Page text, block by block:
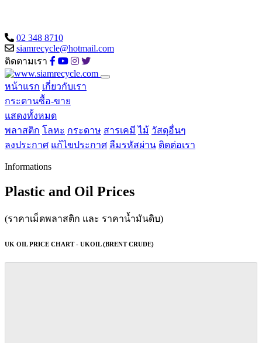
02 348 8710
siamrecycle@hotmail.com
ติดตามเรา
หน้าแรก เกี่ยวกับเรา
กระดานซื้อ-ขาย
แสดงทั้งหมด
พลาสติก โลหะ กระดาษ สารเคมี ไม้ วัสดุอื่นๆ
ลงประกาศ แก้ไขประกาศ ลืมรหัสผ่าน ติดต่อเรา
Informations
Plastic and Oil Prices
(ราคาเม็ดพลาสติก และ ราคาน้ำมันดิบ)
UK OIL PRICE CHART - UKOIL (BRENT CRUDE)